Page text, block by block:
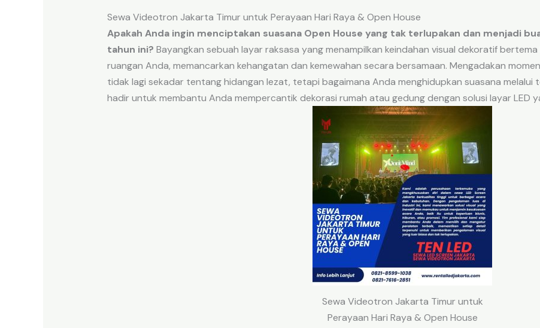
Sewa Videotron Jakarta Timur untuk Perayaan Hari Raya & Open House
Apakah Anda ingin menciptakan suasana Open House yang tak terlupakan dan menjadi
tahun ini? Bayangkan sebuah layar raksasa yang menampilkan keindahan visual dekoratif
ruangan Anda, memancarkan kehangatan dan kemewahan secara bersamaan. Mengadakan momen
tidak lagi sekadar tentang hidangan lezat, tetapi bagaimana Anda menghidupkan suasana melalui
hadir untuk membantu Anda mempercantik dekorasi rumah atau gedung dengan solusi layar LED
Sewa Videotron Jakarta Timur untuk
Perayaan Hari Raya & Open House